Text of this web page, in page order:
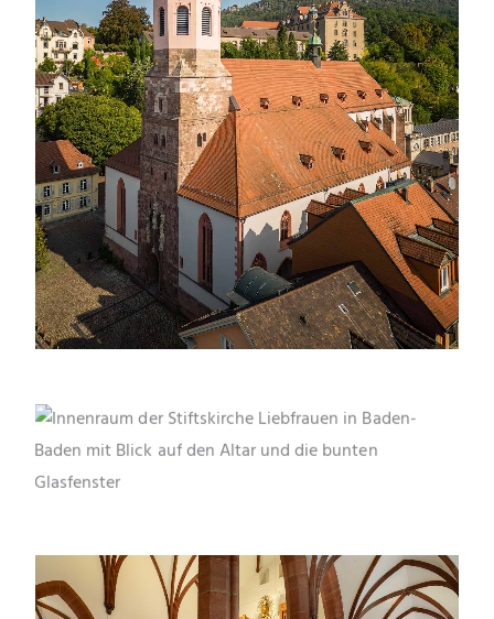
Die Stiftskirche Liebfrauen in Baden-Baden aus der
Vogelperspektive – im Hintergrund das Neue Schloss
und der Florentinerberg.
Blick in das imposante Kirchenschiff der Stiftskirche
Liebfrauen in Baden-Baden. Die spätgotische
Architektur, das filigrane Gewölbe und die
eindrucksvolle Atmosphäre.